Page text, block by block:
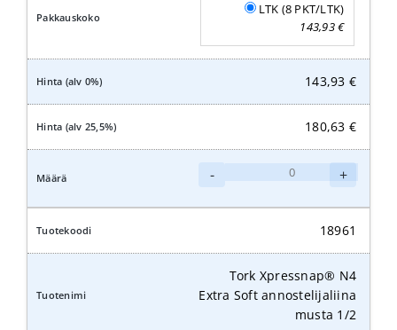
LTK (8 PKT/LTK)
143,93€
143,93 €
180,63 €
-
N4
Soft
annostelijaliina
lime
+
18961
Tork Xpressnap® N4
Extra Soft annostelijaliina
musta 1/2